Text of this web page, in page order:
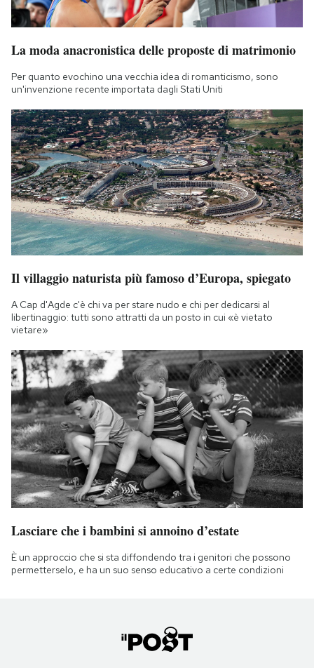
La moda anacronistica delle proposte di matrimonio
Per quanto evochino una vecchia idea di romanticismo, sono
un'invenzione recente importata dagli Stati Uniti
Il villaggio naturista più famoso d’Europa, spiegato
A Cap d'Agde c'è chi va per stare nudo e chi per dedicarsi al
libertinaggio: tutti sono attratti da un posto in cui «è vietato
vietare»
Lasciare che i bambini si annoino d’estate
È un approccio che si sta diffondendo tra i genitori che possono
permetterselo, e ha un suo senso educativo a certe condizioni